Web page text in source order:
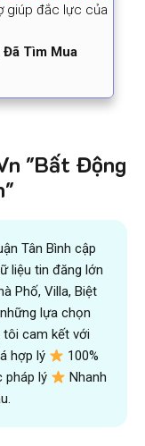
giúp đắc lực của
Tìm Mua
"Bất Động
Tân Bình cập
liệu tin đăng lớn
Phố, Villa, Biệt
lựa chọn
tôi cam kết với
hợp lý
100%
pháp lý
Nhanh